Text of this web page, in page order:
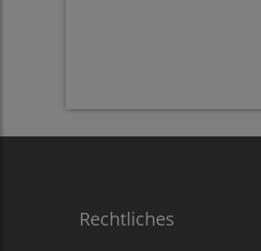
Rechtliches